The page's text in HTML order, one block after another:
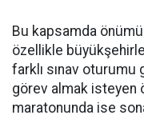
Bu kapsamda
özellikle
farklı sınav
görev almak isteyen
maratonunda ise